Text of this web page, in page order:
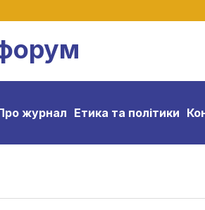
журнал Етика та політики